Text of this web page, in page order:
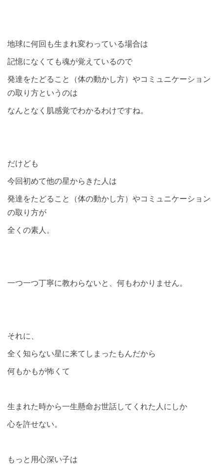
地球に何回も生まれ変わっている場合は
記憶になくても魂が覚えているので
発達をたどること（体の動かし方）やコミュニケーション
の取り方というのは
なんとなく肌感覚でわかるわけですね。
だけども
今回初めて他の星からきた人は
発達をたどること（体の動かし方）やコミュニケーション
の取り方が
全くの素人。
一つ一つ丁寧に教わらないと、何もわかりません。
それに、
全く知らない星に来てしまったもんだから
何もかもが怖くて
生まれた時から一生懸命お世話してくれた人にしか
心を許せない。
もっと用心深い子は